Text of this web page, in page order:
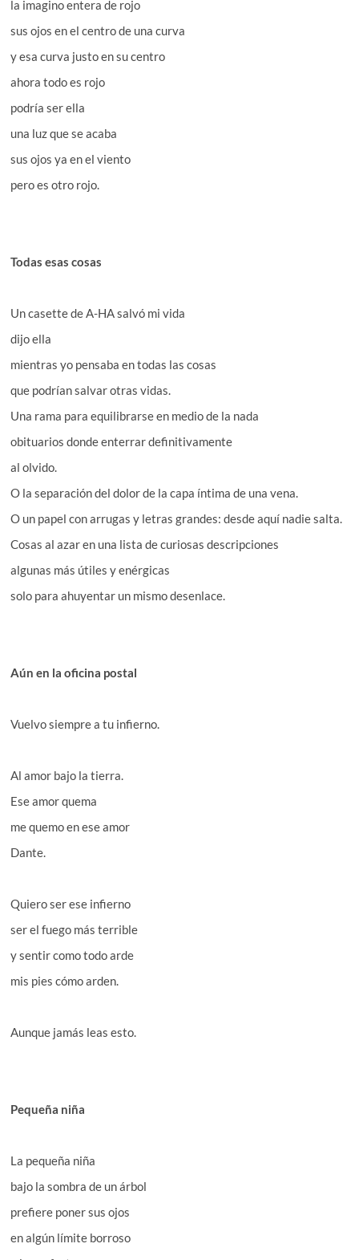
la imagino entera de rojo
sus ojos en el centro de una curva
y esa curva justo en su centro
ahora todo es rojo
podría ser ella
una luz que se acaba
sus ojos ya en el viento
pero es otro rojo.
Todas esas cosas
Un casette de A-HA salvó mi vida
dijo ella
mientras yo pensaba en todas las cosas
que podrían salvar otras vidas.
Una rama para equilibrarse en medio de la nada
obituarios donde enterrar definitivamente
al olvido.
O la separación del dolor de la capa íntima de una vena.
O un papel con arrugas y letras grandes: desde aquí nadie salta.
Cosas al azar en una lista de curiosas descripciones
algunas más útiles y enérgicas
solo para ahuyentar un mismo desenlace.
Aún en la oficina postal
Vuelvo siempre a tu infierno.
Al amor bajo la tierra.
Ese amor quema
me quemo en ese amor
Dante.
Quiero ser ese infierno
ser el fuego más terrible
y sentir como todo arde
mis pies cómo arden.
Aunque jamás leas esto.
Pequeña niña
La pequeña niña
bajo la sombra de un árbol
prefiere poner sus ojos
en algún límite borroso